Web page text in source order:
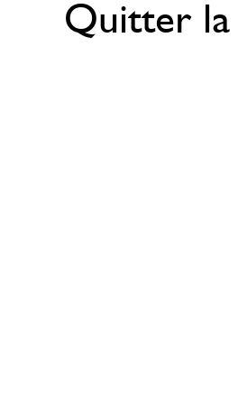
Quitter la